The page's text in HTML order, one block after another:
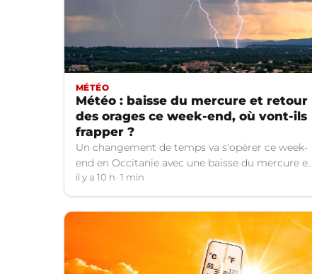
MÉTÉO
Météo : baisse du mercure et retour
des orages ce week-end, où vont-ils
frapper ?
Un changement de temps va s'opérer ce week-
end en Occitanie avec une baisse du mercure et
le retour d'orages dans certains départements.
il y a 10 h 1 min